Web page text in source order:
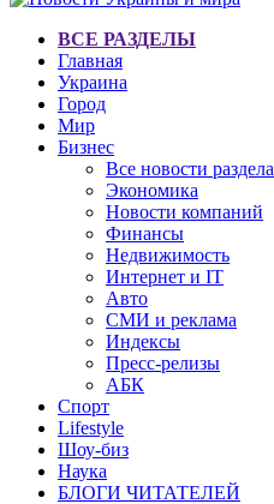
ВСЕ РАЗДЕЛЫ
Главная
Украина
Город
Мир
Бизнес
Все новости раздела
Экономика
Новости компаний
Финансы
Недвижимость
Интернет и IT
Авто
СМИ и реклама
Индексы
Пресс-релизы
АБК
Спорт
Lifestyle
Шоу-биз
Наука
БЛОГИ ЧИТАТЕЛЕЙ